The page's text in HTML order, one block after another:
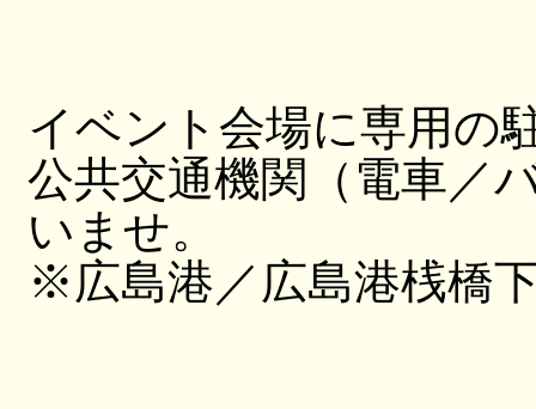
イベント会場に専用の
公共交通機関（電車／
いませ。
※広島港／広島港桟橋